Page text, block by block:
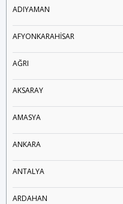
ADIYAMAN
AFYONKARAHİSAR
AĞRI
AKSARAY
AMASYA
ANKARA
ANTALYA
ARDAHAN